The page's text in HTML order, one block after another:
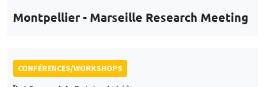
Montpellier - Marseille Research Meeting
CONFÉRENCES/WORKSHOPS